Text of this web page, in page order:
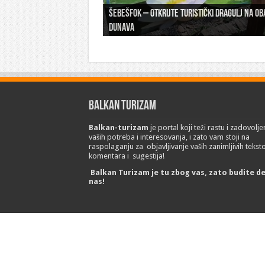
Šebešfok – Otkrijte turistički dragulj na
Dunava
Erdevik: Sremska kulenijada 8. juna
Pomerena kupališna sezona na Gradskoj
Sremskoj Mitrovici
Novi Sad: Exit festival od 6.do 9. jula
26. Međunarodni sajam turizma „EMITT 2023“
Balkan Turizam
Balkan-turizam je portal koji teži rastu i
vaših potreba i interesovanja, i zato vam stoji na
raspolaganju za objavljivanje vaših zanimljivih
komentara i sugestija!
Balkan Turizam je tu zbog vas, zato budite
nas!